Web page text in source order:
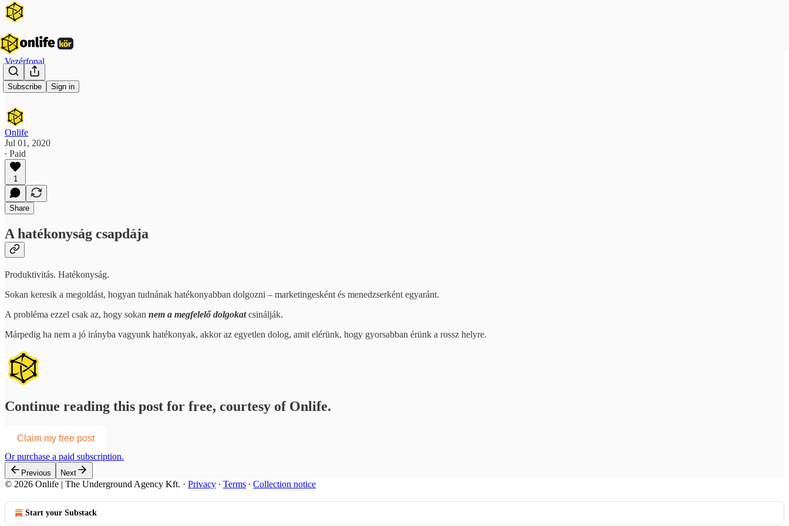
Subscribe Sign in
Vezérfonal
PG #6
Onlife
Jul 01, 2020
∙ Paid
1
Share
A hatékonyság csapdája
Produktivitás. Hatékonyság.
Sokan keresik a megoldást, hogyan tudnának hatékonyabban dolgozni – marketingesként és menedzserként egyaránt.
A probléma ezzel csak az, hogy sokan nem a megfelelő dolgokatcsinálják.
Márpedig ha nem a jó irányba vagyunk hatékonyak, akkor az egyetlen dolog, amit elérünk, hogy gyorsabban érünk a rossz helyre.
Continue reading this post for free, courtesy of Onlife.
Claim my free post
Or purchase a paid subscription.
Previous Next
© 2026 Onlife | The Underground Agency Kft. · Privacy ∙ Terms ∙ Collection notice
Start your Substack